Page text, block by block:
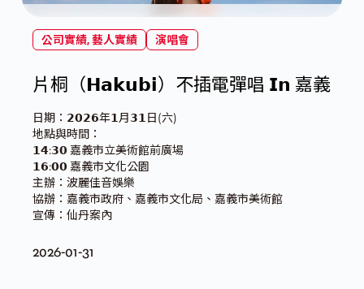
公司實績,藝人實績 演唱會
片桐（𝗛𝗮𝗸𝘂𝗯𝗶）不插電彈唱 𝗜𝗻 嘉義
日期：𝟮𝟬𝟮𝟲年𝟭月𝟯𝟭日(六)
地點與時間：
𝟭𝟰:𝟯𝟬 嘉義市立美術館前廣場
𝟭𝟲:𝟬𝟬 嘉義市文化公園
主辦：波麗佳音娛樂
協辦：嘉義市政府、嘉義市文化局、嘉義市美術館
宣傳：仙丹案內
2026-01-31